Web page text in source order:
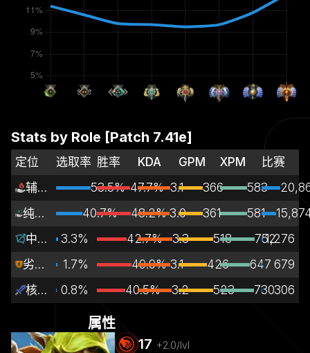
Stats by Role [Patch 7.41e]
定位 选取率 胜率 KDA GPM XPM
比赛
辅助
53.5% 47.7% 3.1 366 583
纯辅助
40.7% 48.2% 3.0 361 581
中路
3.3% 42.7% 3.3 518 7521,276
劣势路
1.7% 49.9% 3.1 426 647 679
核心
0.8% 40.5% 3.2 523 730306
属性
17 +2.0/lvl